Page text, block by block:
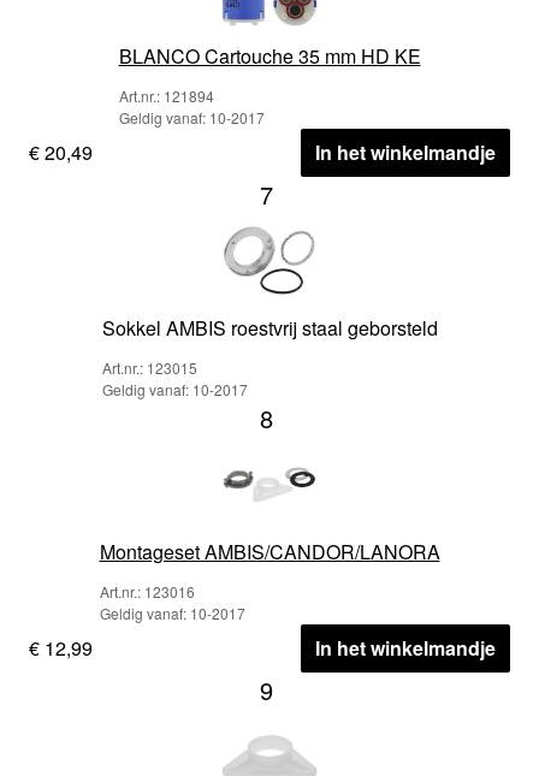
BLANCO Cartouche 35 mm HD KE
Art.nr.: 121894
Geldig vanaf: 10-2017
€ 20,49 In het winkelmandje
7
Sokkel AMBIS roestvrij staal geborsteld
Art.nr.: 123015
Geldig vanaf: 10-2017
8
Montageset AMBIS/CANDOR/LANORA
Art.nr.: 123016
Geldig vanaf: 10-2017
€ 12,99 In het winkelmandje
9